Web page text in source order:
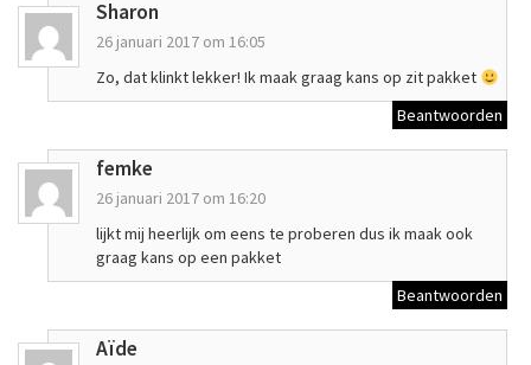
Sharon
26 januari 2017 om 16:05
Zo, dat klinkt lekker! Ik maak graag kans op zit pakket
Beantwoorden
femke
26 januari 2017 om 16:20
lijkt mij heerlijk om eens te proberen dus ik maak ook
graag kans op een pakket
Beantwoorden
Aïde